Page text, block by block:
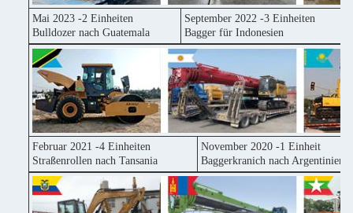
Mai 2023 -2 Einheiten
Bulldozer nach Guatemala
September 2022 -3 Einheiten
Bagger für Indonesien
Februar 2021 -4 Einheiten
Straßenrollen nach Tansania
November 2020 -1 Einheit
Baggerkranich nach Argentinien